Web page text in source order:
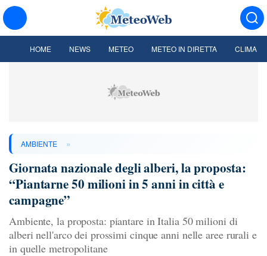
HOME NEWS METEO METEO IN DIRETTA CLIMA
AMBIENTE »
Giornata nazionale degli alberi, la proposta:
“Piantarne 50 milioni in 5 anni in città e
campagne”
Ambiente, la proposta: piantare in Italia 50 milioni di
alberi nell'arco dei prossimi cinque anni nelle aree rurali e
in quelle metropolitane